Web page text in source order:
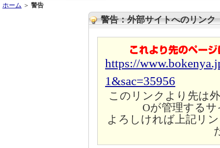
ホーム ＞ 警告
警告：外部サイトへのリンク
https://
1&sac=35956
このリンクより先は
Oが管理する
よろしければ上記リ